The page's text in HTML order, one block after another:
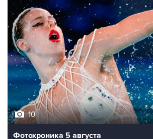
10
Фотохроника 5 августа